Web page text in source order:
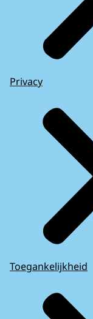
Privacy
Toegankelijkheid